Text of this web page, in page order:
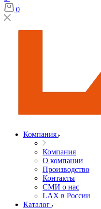
0
Компания
Компания
О компании
Производство
Контакты
СМИ о нас
LAX в России
Каталог